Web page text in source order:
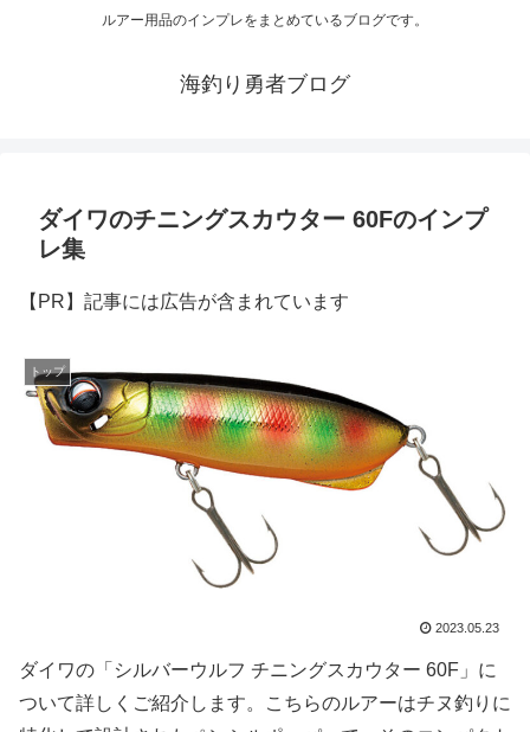
ルアー用品のインプレをまとめているブログです。
海釣り勇者ブログ
ダイワのチニングスカウター 60Fのインプ
レ集
【PR】記事には広告が含まれています
トップ
2023.05.23
ダイワの「シルバーウルフ チニングスカウター 60F」に
ついて詳しくご紹介します。こちらのルアーはチヌ釣りに